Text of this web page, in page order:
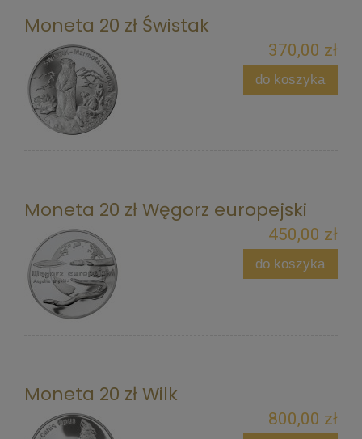
Moneta 20 zł Świstak
370,00 zł
do koszyka
Moneta 20 zł Węgorz europejski
450,00 zł
do koszyka
Moneta 20 zł Wilk
800,00 zł